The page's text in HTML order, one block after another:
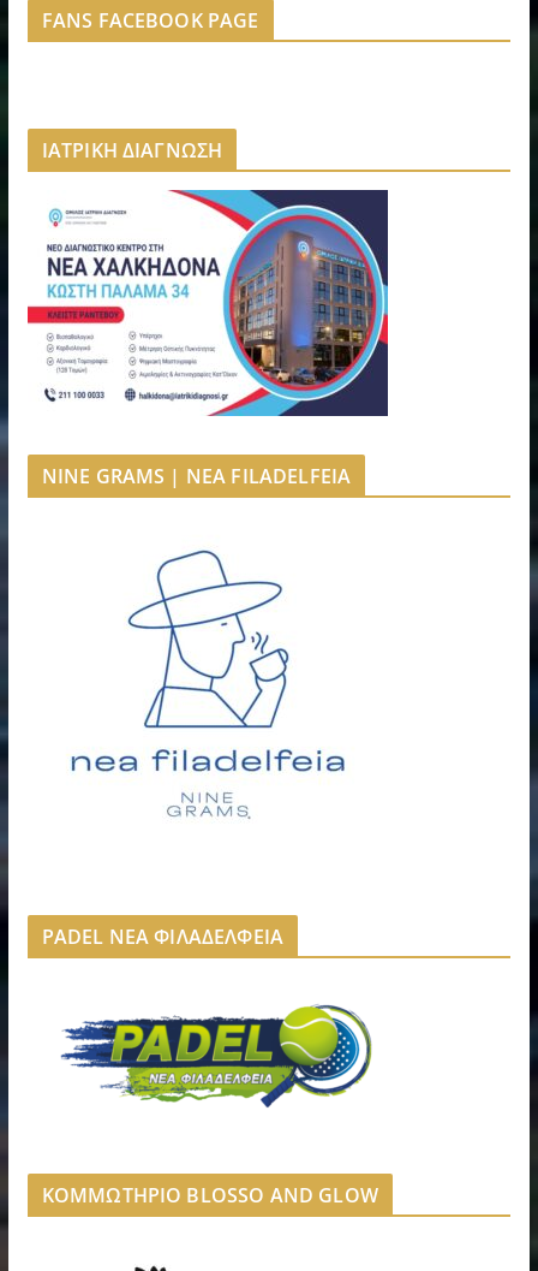
FANS FACEBOOK PAGE
ΙΑΤΡΙΚΗ ΔΙΑΓΝΩΣΗ
NINE GRAMS | NEA FILADELFEIA
PADEL ΝΕΑ ΦΙΛΑΔΕΛΦΕΙΑ
ΚΟΜΜΩΤΗΡΙΟ BLOSSO AND GLOW